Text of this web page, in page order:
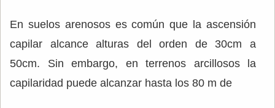
En suelos arenosos es común que la ascensión
capilar alcance alturas del orden de 30cm a
50cm. Sin embargo, en terrenos arcillosos la
capilaridad puede alcanzar hasta los 80 m de